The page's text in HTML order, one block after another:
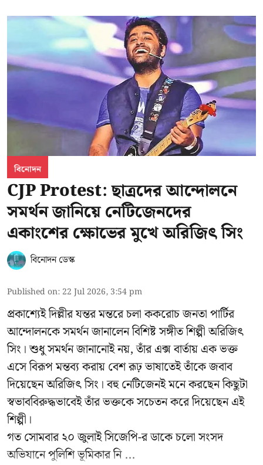
বিনোদন
CJP Protest: ছাত্রদের আন্দোলনে
সমর্থন জানিয়ে নেটিজেনদের
একাংশের ক্ষোভের মুখে অরিজিৎ সিং
বিনোদন ডেস্ক
Published on: 22 Jul 2026, 3:54 pm
প্রকাশ্যেই দিল্লীর যন্তর মন্তরে চলা ককরোচ জনতা পার্টির
আন্দোলনকে সমর্থন জানালেন বিশিষ্ট সঙ্গীত শিল্পী অরিজিৎ
সিং। শুধু সমর্থন জানানোই নয়, তাঁর এক্স বার্তায় এক ভক্ত
এসে বিরূপ মন্তব্য করায় বেশ রূঢ় ভাষাতেই তাঁকে জবাব
দিয়েছেন অরিজিৎ সিং। বহু নেটিজেনই মনে করছেন কিছুটা
স্বভাববিরুদ্ধভাবেই তাঁর ভক্তকে সচেতন করে দিয়েছেন এই
শিল্পী।
গত সোমবার ২০ জুলাই সিজেপি-র ডাকে চলো সংসদ
অভিযানে পুলিশি ভূমিকার নি ...